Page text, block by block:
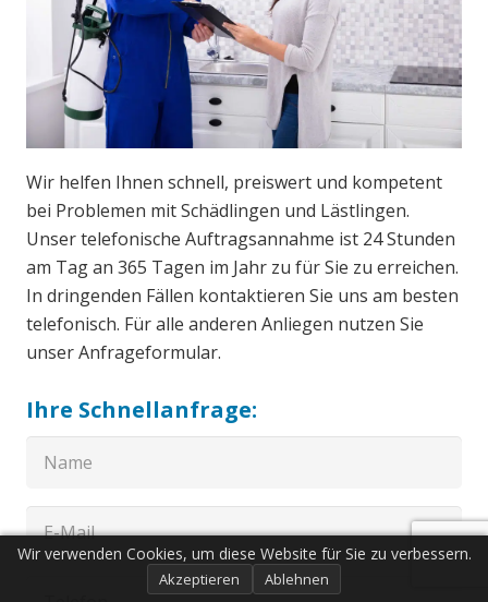
Wir helfen Ihnen schnell, preiswert und kompetent
bei Problemen mit Schädlingen und Lästlingen.
Unser telefonische Auftragsannahme ist 24 Stunden
am Tag an 365 Tagen im Jahr zu für Sie zu erreichen.
In dringenden Fällen kontaktieren Sie uns am besten
telefonisch. Für alle anderen Anliegen nutzen Sie
unser Anfrageformular.
Ihre Schnellanfrage:
Wir verwenden Cookies, um diese Website für Sie zu verbessern.
Akzeptieren Ablehnen